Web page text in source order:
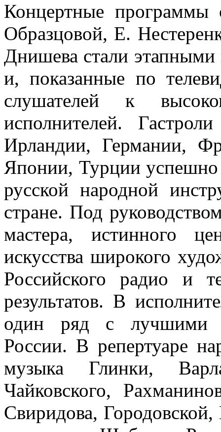
Концертные
Образцовой, Е.
Днишева стали этапными
и, показанные по
слушателей к
исполнителей.
Ирландии, Германии,
Японии, Турции успешно
русской народной
стране. Под
мастера, истинного
искусства широкого
Российского радио и
результатов. В
один ряд с лучшими
России. В репертуаре
музыка Глинки,
Чайковского,
Свиридова,